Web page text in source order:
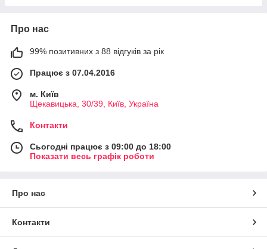
Про нас
99% позитивних з 88 відгуків за рік
Працює з 07.04.2016
м. Київ
Щекавицька, 30/39, Київ, Україна
Контакти
Сьогодні працює з 09:00 до 18:00
Показати весь графік роботи
Про нас
Контакти